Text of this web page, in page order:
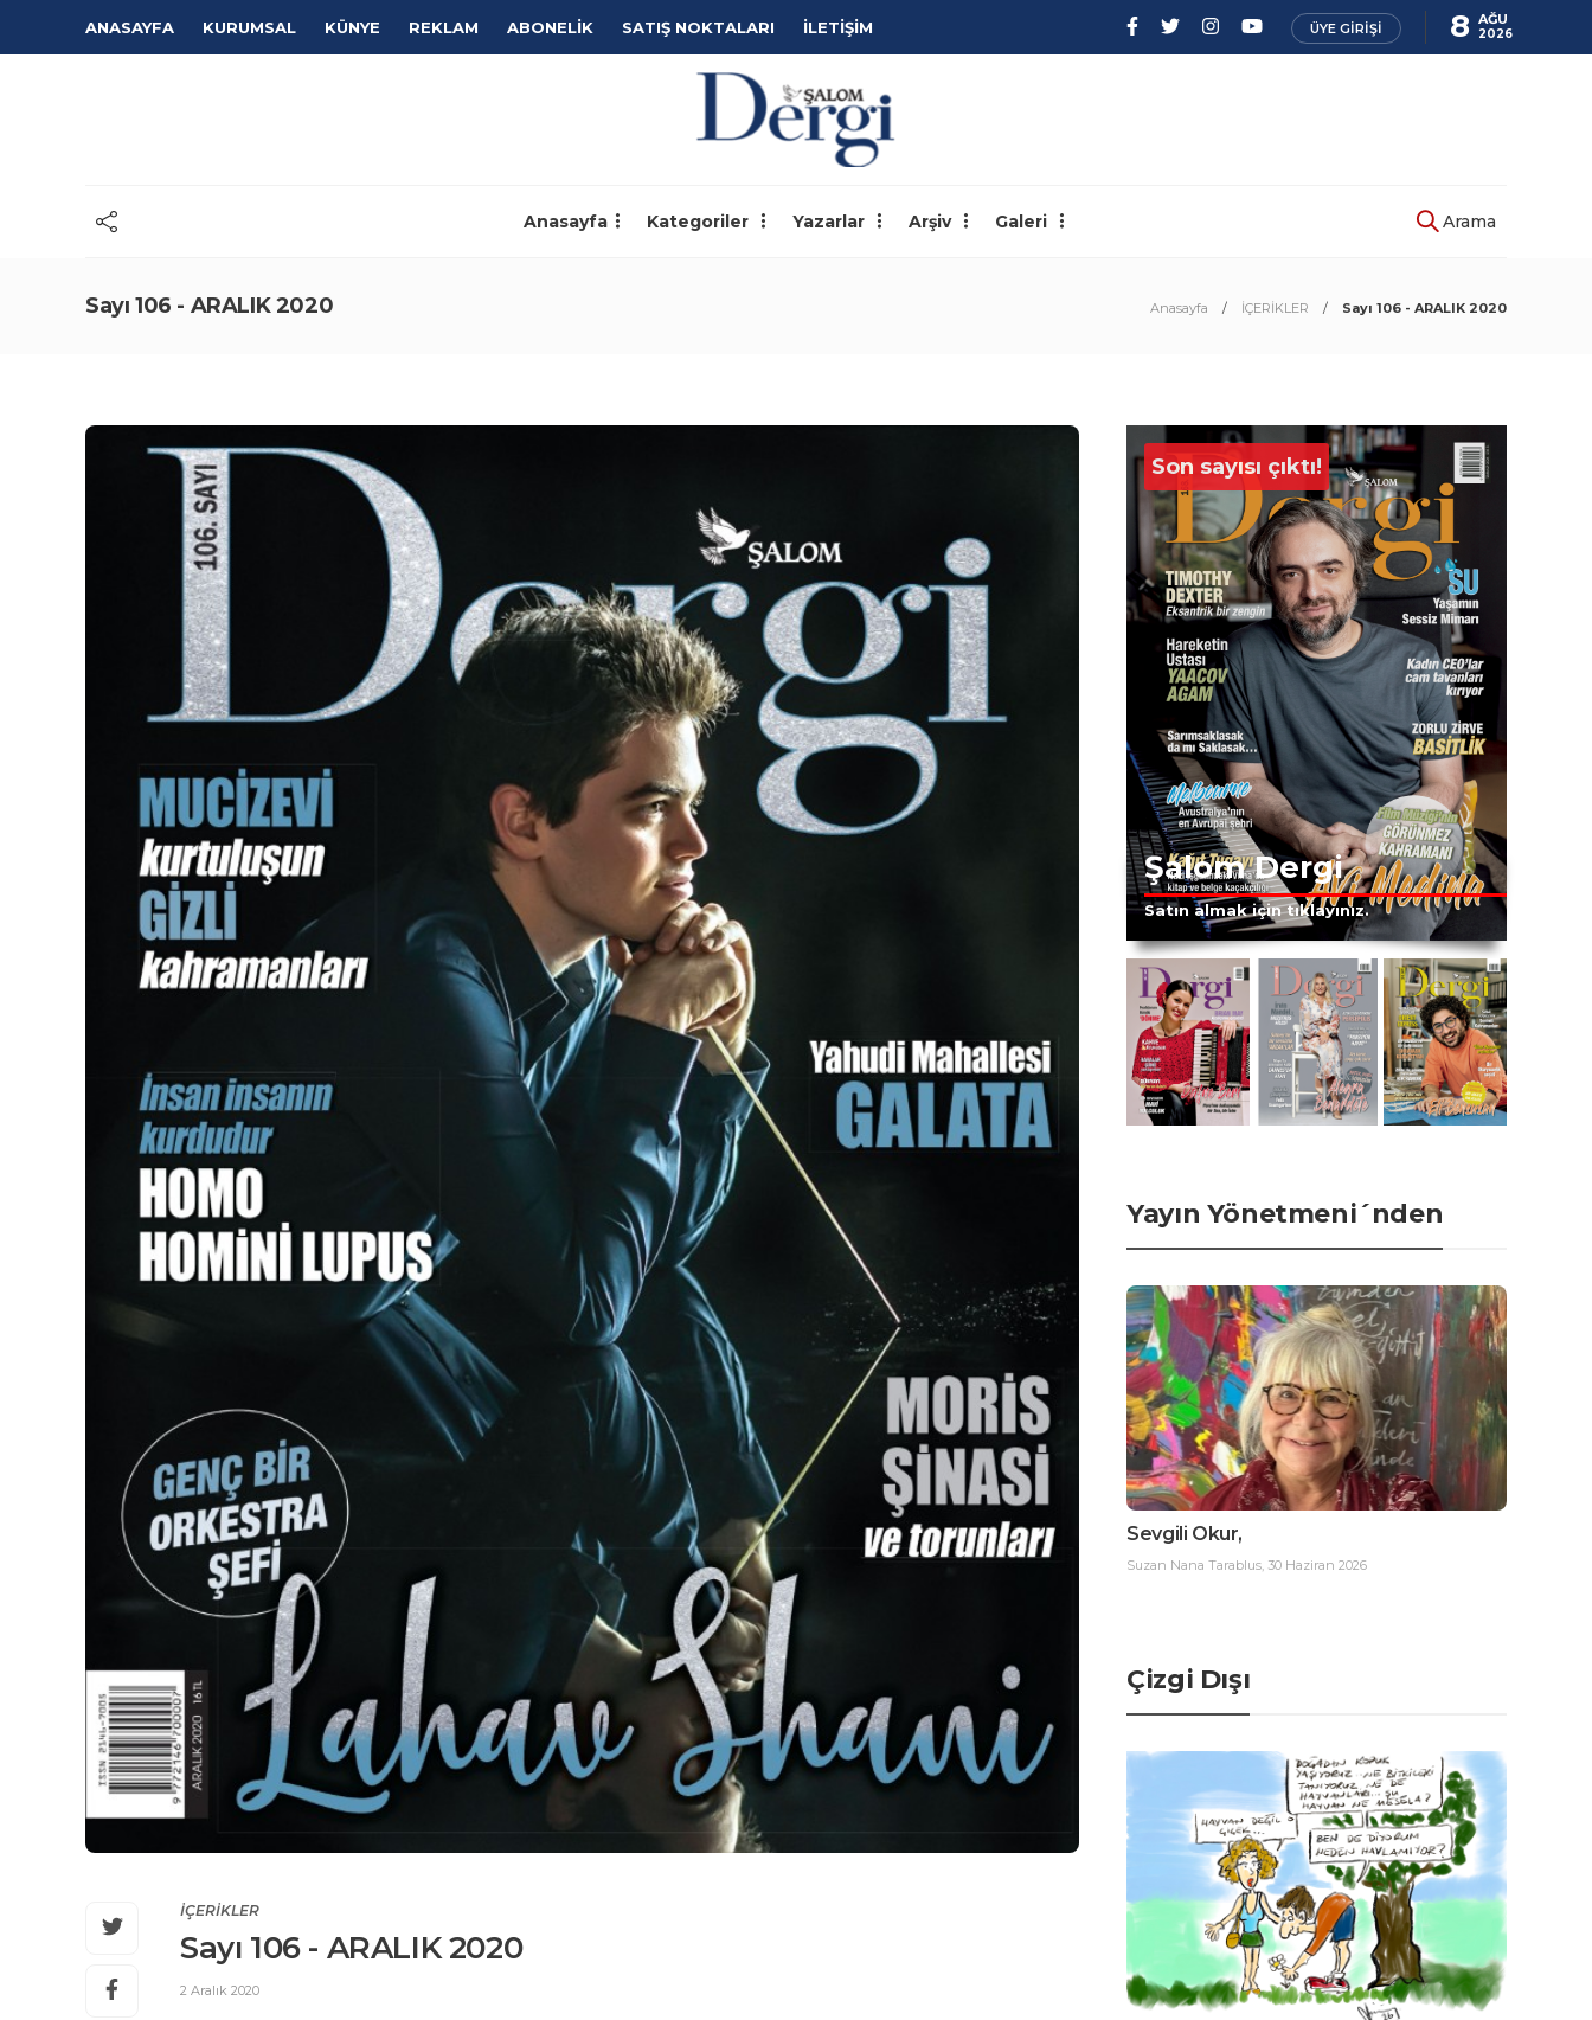
ANASAYFA KURUMSAL KÜNYE REKLAM ABONELİK SATIŞ NOKTALARI İLETİŞİM ÜYE GIRIŞI 8 AĞU
2026
Anasayfa Kategoriler Yazarlar Arşiv Galeri Arama
Sayı 106 - ARALIK 2020 Anasayfa İÇERİKLER Sayı 106 - ARALIK 2020
İÇERİKLER
Sayı 106 - ARALIK 2020
2 Aralık 2020
Son sayısı çıktı!
Şalom Dergi
Satın almak için tıklayınız.
Yayın Yönetmeni´nden
Sevgili Okur,
Suzan Nana Tarablus, 30 Haziran 2026
Çizgi Dışı